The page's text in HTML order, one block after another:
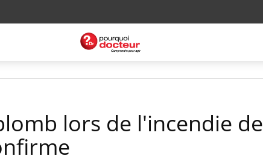
lors de l'incendie de